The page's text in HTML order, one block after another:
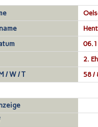
2.
/ W / T 58 /